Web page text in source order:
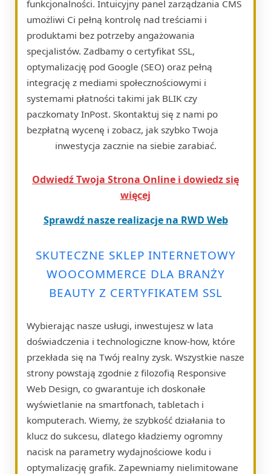
funkcjonalności. Intuicyjny panel zarządzania CMS
umożliwi Ci pełną kontrolę nad treściami i
produktami bez potrzeby angażowania
specjalistów. Zadbamy o certyfikat SSL,
optymalizację pod Google (SEO) oraz pełną
integrację z mediami społecznościowymi i
systemami płatności takimi jak BLIK czy
paczkomaty InPost. Skontaktuj się z nami po
bezpłatną wycenę i zobacz, jak szybko Twoja
inwestycja zacznie na siebie zarabiać.
Odwiedź Twoja Strona Online i dowiedz się
więcej
Sprawdź nasze realizacje na RWD Web
SKUTECZNE SKLEP INTERNETOWY
WOOCOMMERCE DLA BRANŻY
BEAUTY Z CERTYFIKATEM SSL
Wybierając nasze usługi, inwestujesz w lata
doświadczenia i technologiczne know-how, które
przekłada się na Twój realny zysk. Wszystkie nasze
strony powstają zgodnie z filozofią Responsive
Web Design, co gwarantuje ich doskonałe
wyświetlanie na smartfonach, tabletach i
komputerach. Wiemy, że szybkość działania to
klucz do sukcesu, dlatego kładziemy ogromny
nacisk na parametry wydajnościowe kodu i
optymalizację grafik. Zapewniamy nielimitowane